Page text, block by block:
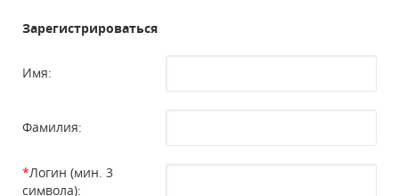
Зарегистрироваться
Имя:
Фамилия:
*Логин (мин. 3
символа):